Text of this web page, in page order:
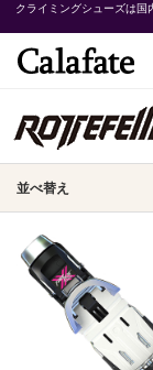
クライミングシューズは
並べ替え